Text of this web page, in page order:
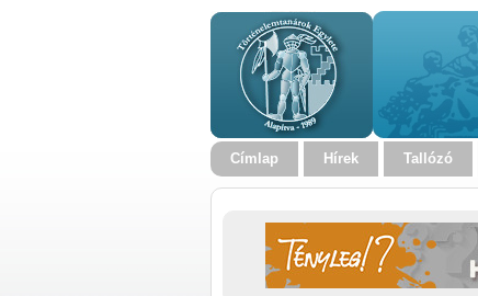
Címlap Hírek Tallózó